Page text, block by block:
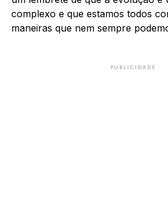
complexo e que estamos todos
maneiras que nem sempre
PUBLICIDADE